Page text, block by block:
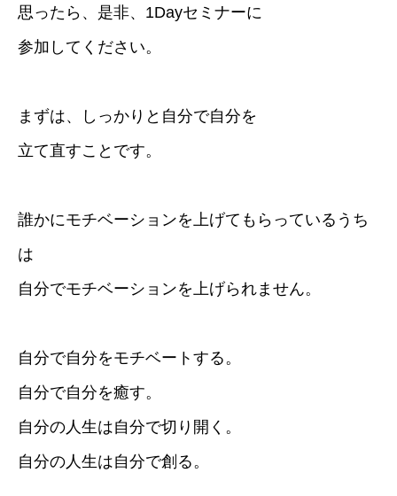
思ったら、是非、1Dayセミナーに
参加してください。
まずは、しっかりと自分で自分を
立て直すことです。
誰かにモチベーションを上げてもらっているうち
は
自分でモチベーションを上げられません。
自分で自分をモチベートする。
自分で自分を癒す。
自分の人生は自分で切り開く。
自分の人生は自分で創る。